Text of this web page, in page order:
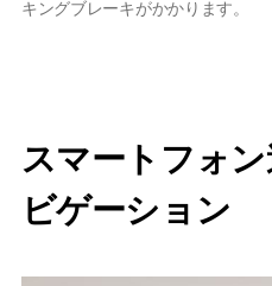
キングブレーキがかかります。
スマートフォ
ビゲーション